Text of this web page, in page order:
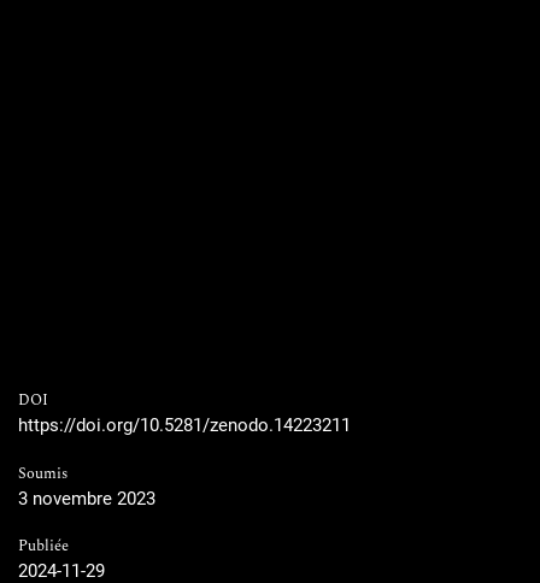
DOI
https://doi.org/10.5281/zenodo.14223211
Soumis
3 novembre 2023
Publiée
2024-11-29